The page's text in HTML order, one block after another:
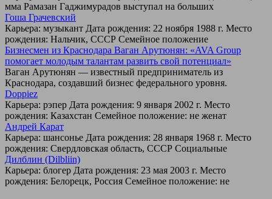
мма Рамазан Гаджимурадов выступал на больших
Гоша Грачевский
Карьера: музыкант Дата рождения: 22 ноября 1988 г. Место
рождения: Нальчик, СССР Семейное положение
Бизнесмен из Краснодара Ваган Арутюнян: «AVA Group
помогает молодым талантам развить свой потенциал»
Ваган Арутюнян — известный предприниматель из
Краснодара, создавший бизнес федерального уровня.
Doppiez
Карьера: рэпер Дата рождения: 9 января 2002 г. Место
рождения: Казахстан Семейное положение: не женат
Андрей Карат
Карьера: шансонье Дата рождения: 28 января 1968 г. Место
рождения: Свердловская область, СССР Социальные
Дилблин (Dilbliin)
Карьера: блогер Дата рождения: 23 мая 2003 г. Место
рождения: Белорецк, Россия Семейное положение: не